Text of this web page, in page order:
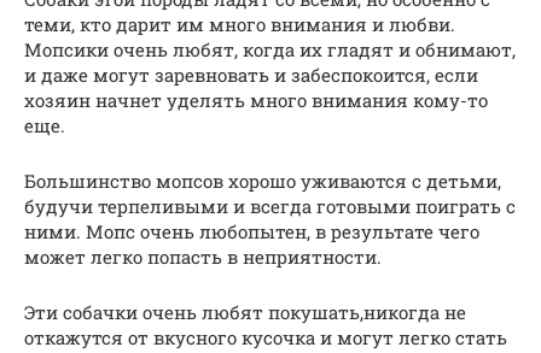
теми, кто дарит им много внимания и любви.
Мопсики очень любят, когда их гладят и обнимают,
и даже могут заревновать и забеспокоится, если
хозяин начнет уделять много внимания кому-то
еще.
Большинство мопсов хорошо уживаются с детьми,
будучи терпеливыми и всегда готовыми поиграть с
ними. Мопс очень любопытен, в результате чего
может легко попасть в неприятности.
Эти собачки очень любят покушать,никогда не
откажутся от вкусного кусочка и могут легко стать